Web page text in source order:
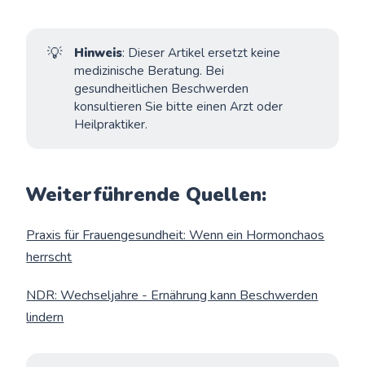
💡 Hinweis: Dieser Artikel ersetzt keine
medizinische Beratung. Bei
gesundheitlichen Beschwerden
konsultieren Sie bitte einen Arzt oder
Heilpraktiker.
Weiterführende Quellen:
Praxis für Frauengesundheit: Wenn ein Hormonchaos
herrscht
NDR: Wechseljahre - Ernährung kann Beschwerden
lindern